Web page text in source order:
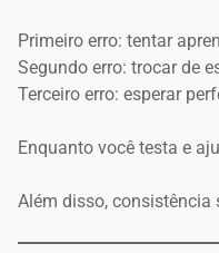
Primeiro erro: tentar
Segundo erro: trocar de
Terceiro erro: esperar
Enquanto você testa e
Além disso, consistência